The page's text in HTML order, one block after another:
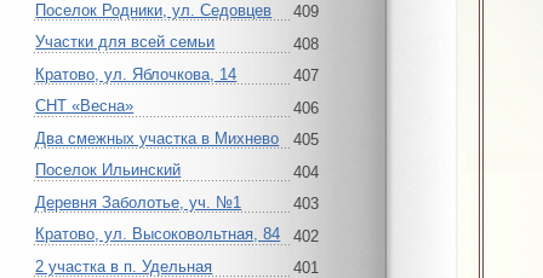
Поселок Родники, ул. Седовцев
409
Участки для всей семьи
408
Кратово, ул. Яблочкова, 14
407
СНТ «Весна»
406
Два смежных участка в Михнево
405
Поселок Ильинский
404
Деревня Заболотье, уч. №1
403
Кратово, ул. Высоковольтная, 84
402
2 участка в п. Удельная
401